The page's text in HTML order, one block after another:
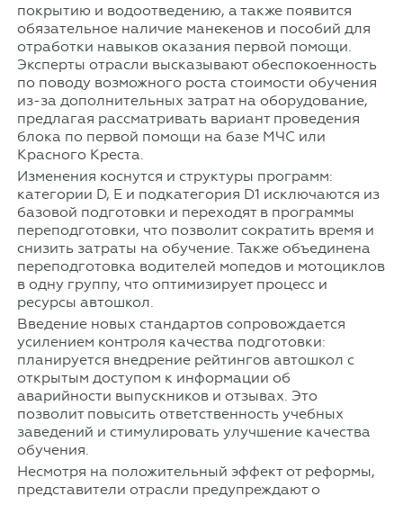
покрытию и водоотведению, а также появится
обязательное наличие манекенов и пособий для
отработки навыков оказания первой помощи.
Эксперты отрасли высказывают обеспокоенность
по поводу возможного роста стоимости обучения
из-за дополнительных затрат на оборудование,
предлагая рассматривать вариант проведения
блока по первой помощи на базе МЧС или
Красного Креста.
Изменения коснутся и структуры программ:
категории D, E и подкатегория D1 исключаются из
базовой подготовки и переходят в программы
переподготовки, что позволит сократить время и
снизить затраты на обучение. Также объединена
переподготовка водителей мопедов и мотоциклов
в одну группу, что оптимизирует процесс и
ресурсы автошкол.
Введение новых стандартов сопровождается
усилением контроля качества подготовки:
планируется внедрение рейтингов автошкол с
открытым доступом к информации об
аварийности выпускников и отзывах. Это
позволит повысить ответственность учебных
заведений и стимулировать улучшение качества
обучения.
Несмотря на положительный эффект от реформы,
представители отрасли предупреждают о